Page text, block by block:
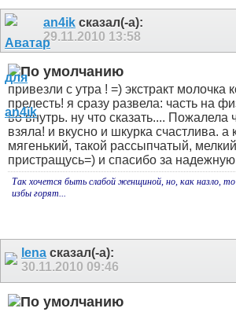
an4ik сказал(-а):
29.11.2010 13:58
привезли с утра ! =) экстракт молочка
прелесть! я сразу развела: часть на
во внутрь. ну что сказать.... Пожалела
взяла! и вкусно и шкурка счастлива. а
мягенький, такой рассыпчатый,
пристращусь=) и спасибо за надежную
Так хочется быть слабой женщиной, но, как назло,
избы горят...
lena сказал(-а):
30.11.2010 09:46